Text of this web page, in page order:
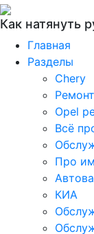
Как натянуть
Главная
Разделы
Chery
Opel
Всё
Про
КИА